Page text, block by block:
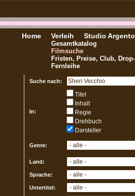
Home Verleih
Gesamtkatalog
Filmsuche
Fristen, Preise, Club,
Fernleihe
Studio Argento
Suche nach:
In:
Titel
Inhalt
Regie
Drehbuch
Darsteller
Genre:
Land:
Sprache:
Untertitel: